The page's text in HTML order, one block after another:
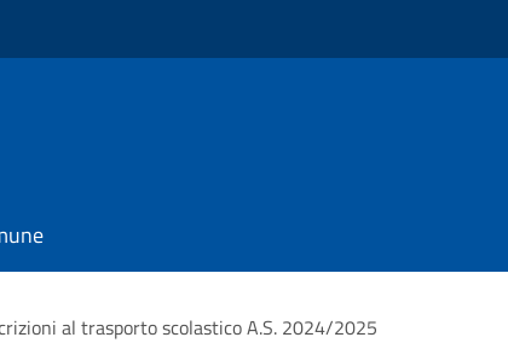
al trasporto scolastico A.S. 2024/2025